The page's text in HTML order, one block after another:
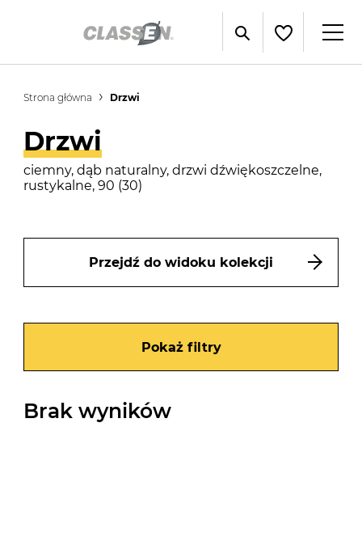
Strona główna Drzwi
Drzwi
ciemny, dąb naturalny, drzwi dźwiękoszczelne,
rustykalne, 90 (30)
Przejdź do widoku kolekcji
Pokaż filtry
Brak wyników